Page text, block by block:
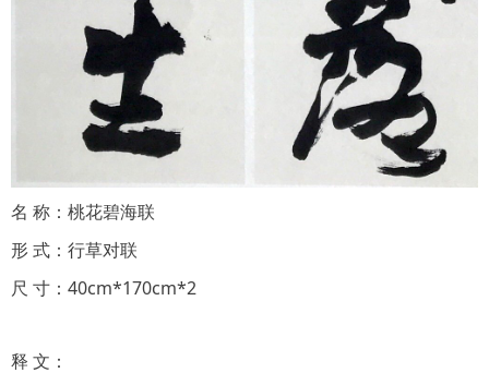
名 称：桃花碧海联
形 式：行草对联
尺 寸：40cm*170cm*2
释 文：